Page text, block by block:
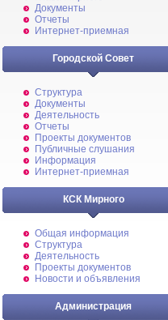
Документы
Отчеты
Интернет-приемная
Городской Совет
Структура
Документы
Деятельность
Отчеты
Проекты документов
Публичные слушания
Информация
Интернет-приемная
КСК Мирного
Общая информация
Структура
Деятельность
Проекты документов
Новости и объявления
Администрация